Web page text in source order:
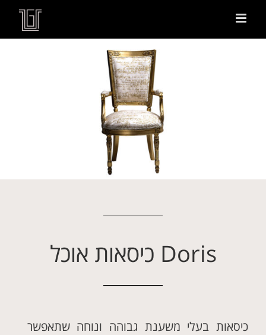
Doris כיסאות אוכל
כיסאות בעלי משענת גבוהה ונוחה שתאפשר